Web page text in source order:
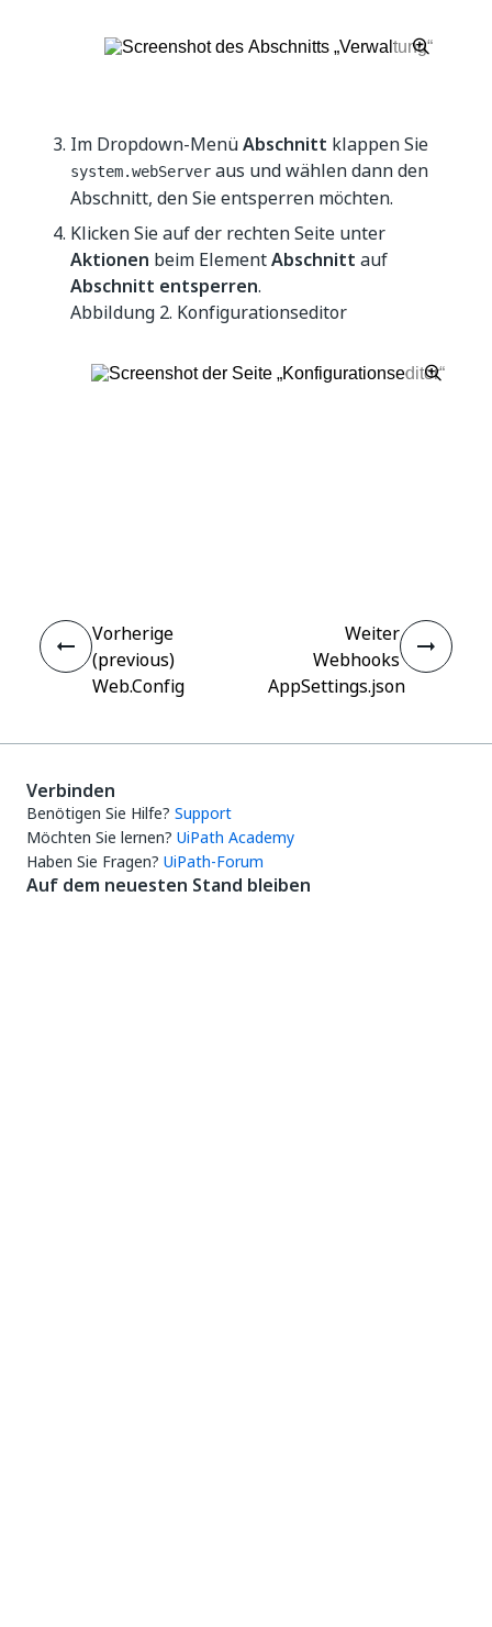
Im Dropdown-MenüAbschnitt klappen Sie
system.webServer aus und wählen dann den
Abschnitt, den Sie entsperren möchten.
Klicken Sie auf der rechten Seite unter
Aktionen beim ElementAbschnitt auf
Abschnitt entsperren.
Abbildung 2. Konfigurationseditor
Vorherige
(previous)
Web.Config
Weiter
Webhooks
AppSettings.json
Verbinden
Benötigen Sie Hilfe? Support
Möchten Sie lernen? UiPath Academy
Haben Sie Fragen? UiPath-Forum
Auf dem neuesten Stand bleiben